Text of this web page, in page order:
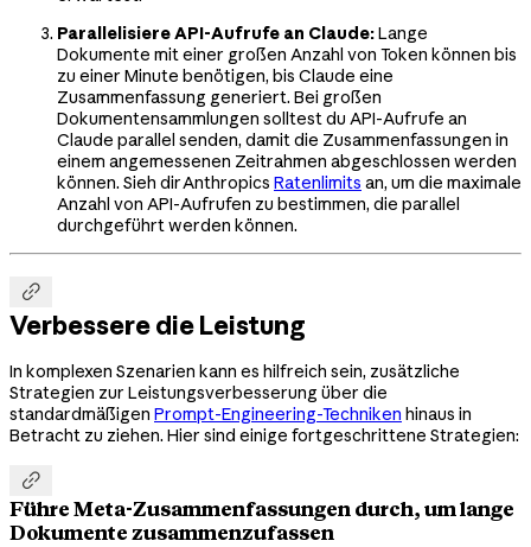
Parallelisiere API-Aufrufe an Claude:Lange
Dokumente mit einer großen Anzahl von Token können bis
zu einer Minute benötigen, bis Claude eine
Zusammenfassung generiert. Bei großen
Dokumentensammlungen solltest du API-Aufrufe an
Claude parallel senden, damit die Zusammenfassungen in
einem angemessenen Zeitrahmen abgeschlossen werden
können. Sieh dir Anthropics Ratenlimits an, um die maximale
Anzahl von API-Aufrufen zu bestimmen, die parallel
durchgeführt werden können.

Verbessere die Leistung
In komplexen Szenarien kann es hilfreich sein, zusätzliche
Strategien zur Leistungsverbesserung über die
standardmäßigen Prompt-Engineering-Techniken hinaus in
Betracht zu ziehen. Hier sind einige fortgeschrittene Strategien:

Führe Meta-Zusammenfassungen durch, um lange
Dokumente zusammenzufassen